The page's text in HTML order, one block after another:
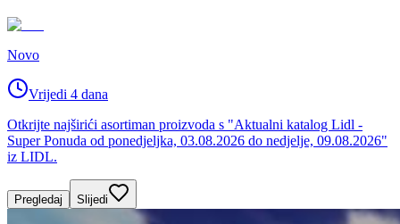
Novo
Vrijedi 4 dana
Otkrijte najširići asortiman proizvoda s "Aktualni katalog Lidl -
Super Ponuda od ponedjeljka, 03.08.2026 do nedjelje, 09.08.2026"
iz LIDL.
Pregledaj Slijedi